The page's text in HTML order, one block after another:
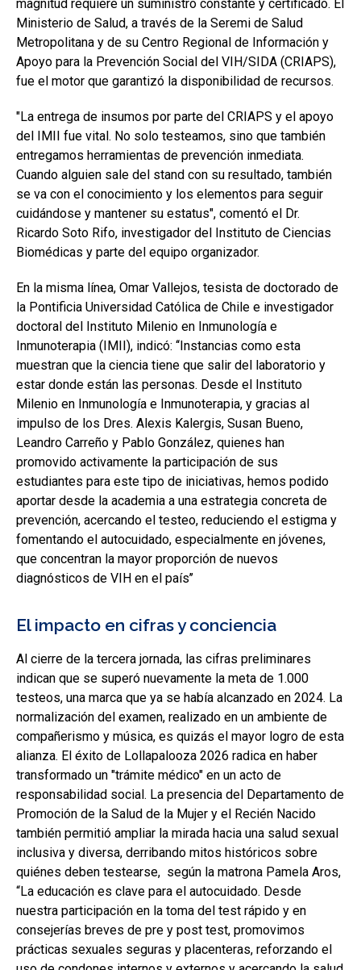
magnitud requiere un suministro constante y certificado. El
Ministerio de Salud, a través de la Seremi de Salud
Metropolitana y de su Centro Regional de Información y
Apoyo para la Prevención Social del VIH/SIDA (CRIAPS),
fue el motor que garantizó la disponibilidad de recursos.
"La entrega de insumos por parte del CRIAPS y el apoyo
del IMII fue vital. No solo testeamos, sino que también
entregamos herramientas de prevención inmediata.
Cuando alguien sale del stand con su resultado, también
se va con el conocimiento y los elementos para seguir
cuidándose y mantener su estatus", comentó el Dr.
Ricardo Soto Rifo, investigador del Instituto de Ciencias
Biomédicas y parte del equipo organizador.
En la misma línea, Omar Vallejos, tesista de doctorado de
la Pontificia Universidad Católica de Chile e investigador
doctoral del Instituto Milenio en Inmunología e
Inmunoterapia (IMII), indicó: ‘‘Instancias como esta
muestran que la ciencia tiene que salir del laboratorio y
estar donde están las personas. Desde el Instituto
Milenio en Inmunología e Inmunoterapia, y gracias al
impulso de los Dres. Alexis Kalergis, Susan Bueno,
Leandro Carreño y Pablo González, quienes han
promovido activamente la participación de sus
estudiantes para este tipo de iniciativas, hemos podido
aportar desde la academia a una estrategia concreta de
prevención, acercando el testeo, reduciendo el estigma y
fomentando el autocuidado, especialmente en jóvenes,
que concentran la mayor proporción de nuevos
diagnósticos de VIH en el país’’
El impacto en cifras y conciencia
Al cierre de la tercera jornada, las cifras preliminares
indican que se superó nuevamente la meta de 1.000
testeos, una marca que ya se había alcanzado en 2024. La
normalización del examen, realizado en un ambiente de
compañerismo y música, es quizás el mayor logro de esta
alianza. El éxito de Lollapalooza 2026 radica en haber
transformado un "trámite médico" en un acto de
responsabilidad social. La presencia del Departamento de
Promoción de la Salud de la Mujer y el Recién Nacido
también permitió ampliar la mirada hacia una salud sexual
inclusiva y diversa, derribando mitos históricos sobre
quiénes deben testearse, según la matrona Pamela Aros,
“La educación es clave para el autocuidado. Desde
nuestra participación en la toma del test rápido y en
consejerías breves de pre y post test, promovimos
prácticas sexuales seguras y placenteras, reforzando el